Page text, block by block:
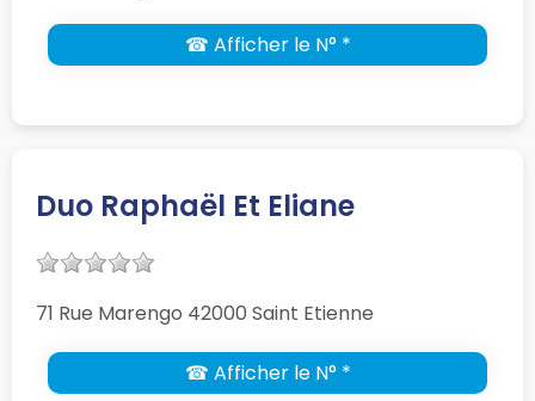
☎ Afficher le N° *
Duo Raphaël Et Eliane
71 Rue Marengo 42000 Saint Etienne
☎ Afficher le N° *